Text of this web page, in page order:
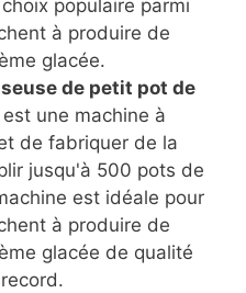
populaire parmi
à produire de
glacée.
de petit pot de
une machine à
de fabriquer de la
jusqu'à 500 pots de
est idéale pour
à produire de
glacée de qualité